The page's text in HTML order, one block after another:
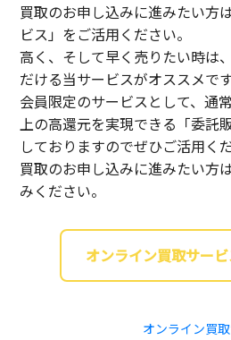
買取のお申し込みに進みたい方
ビス」をご活用ください。
高く、そして早く売りたい時は
だける当サービスがオススメで
会員限定のサービスとして、通
上の高還元を実現できる「委託
しておりますのでぜひご活用く
買取のお申し込みに進みたい方
みください。
オンライン買取サー
オンライン買